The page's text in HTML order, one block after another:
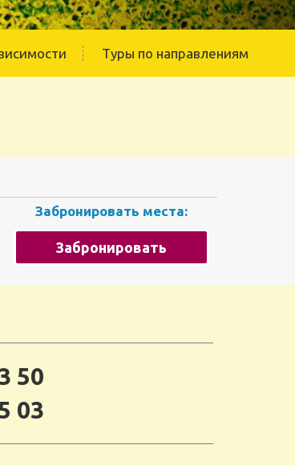
Туры по направлениям
Забронировать места:
Забронировать
50
03